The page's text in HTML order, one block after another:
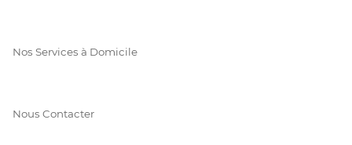
Nos Services à Domicile
Nous Contacter